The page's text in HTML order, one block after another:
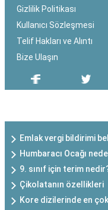
Gizlilik Politikası
Kullanıcı Sözleşmesi
Telif Hakları ve Alıntı
Bize Ulaşın
Emlak vergi bildirimi
Humbaracı Ocağı
9. sınıf için terim
Çikolatanın özellikleri
Kore dizilerinde en